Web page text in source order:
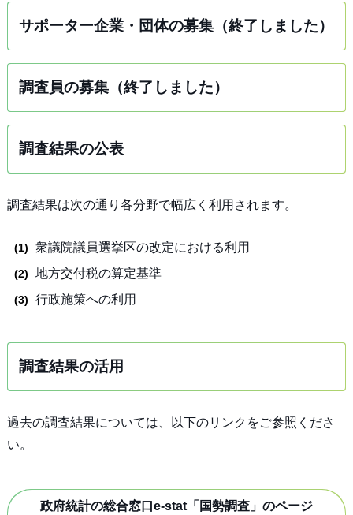
サポーター企業・団体の募集（終了しました）
調査員の募集（終了しました）
調査結果の公表
調査結果は次の通り各分野で幅広く利用されます。
衆議院議員選挙区の改定における利用
地方交付税の算定基準
行政施策への利用
調査結果の活用
過去の調査結果については、以下のリンクをご参照くださ
い。
政府統計の総合窓口e-stat「国勢調査」のページ